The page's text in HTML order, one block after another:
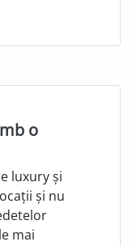
o
luxury și
și nu
mai